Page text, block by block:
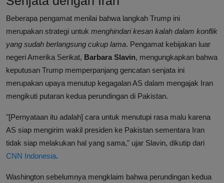
Beberapa pengamat menilai bahwa langkah Trump ini
merupakan strategi untuk menghindari kesan kalah dalam konflik
yang sudah berlangsung cukup lama. Pengamat kebijakan luar
negeri Amerika Serikat, Barbara Slavin, mengungkapkan bahwa
keputusan Trump memperpanjang gencatan senjata ini
merupakan upaya menutup kegagalan AS dalam mengajak Iran
mengikuti putaran kedua perundingan di Pakistan.
"[Pernyataan itu adalah] cara untuk menutupi rasa malu karena
AS siap mengirim wakil presiden ke Pakistan sementara Iran
tidak siap melakukan hal yang sama," ujar Slavin, dikutip dari
CNN Indonesia.
Washington sebelumnya mengklaim bahwa perundingan kedua